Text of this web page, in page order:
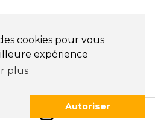
cookies pour vous
expérience
plus
Autoriser